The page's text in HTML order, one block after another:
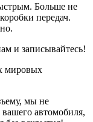
заранее
решение по
время
раз все
исполнил
"с руля" в
Больше не
передач.
и записывайтесь!
мировых
мы не
автомобиля,